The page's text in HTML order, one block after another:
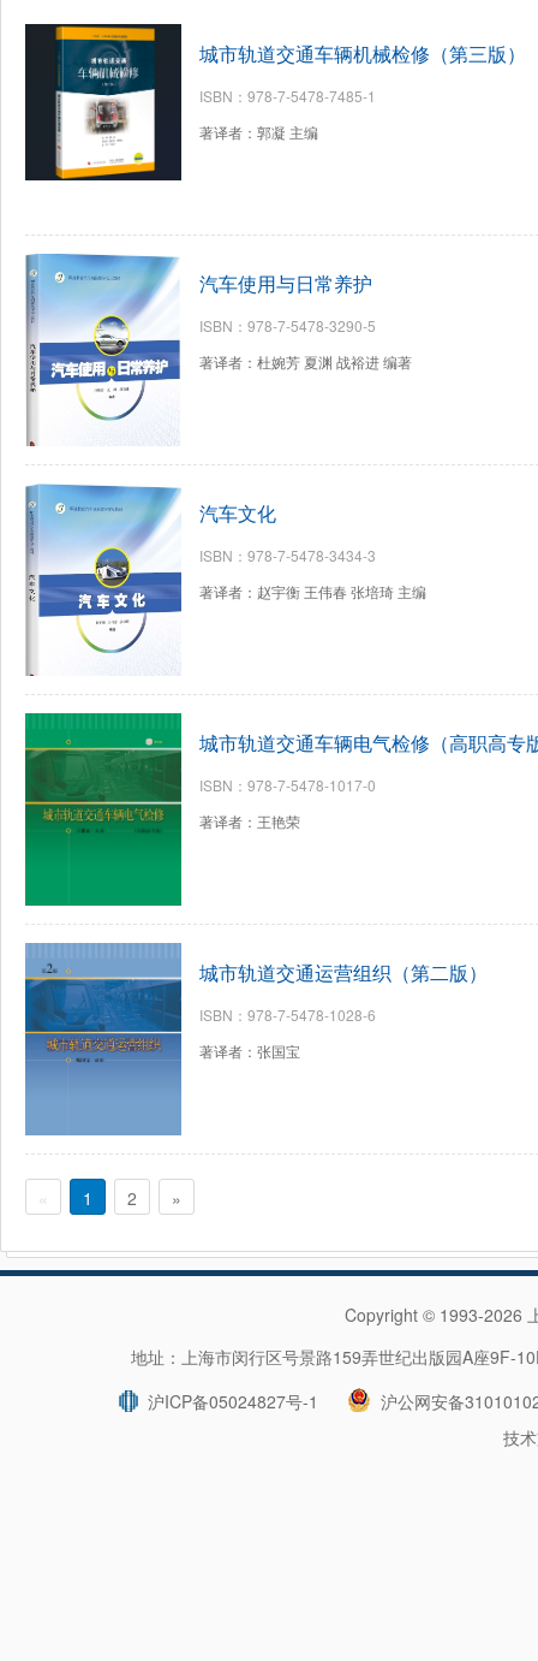
城市轨道交通车辆机械检修（第三版）
ISBN：978-7-5478-7485-1
著译者：郭凝 主编
汽车使用与日常养护
ISBN：978-7-5478-3290-5
著译者：杜婉芳 夏渊 战裕进 编著
汽车文化
ISBN：978-7-5478-3434-3
著译者：赵宇衡 王伟春 张培琦 主编
城市轨道交通车辆电气检修（高职高专
ISBN：978-7-5478-1017-0
著译者：王艳荣
城市轨道交通运营组织（第二版）
ISBN：978-7-5478-1028-6
著译者：张国宝
« 1 2 »
Copyright © 1993-2026
地址：上海市闵行区号景路159弄世纪出版园A座
沪ICP备05024827号-1
沪公网安备
技